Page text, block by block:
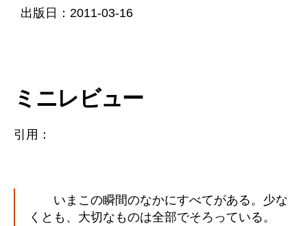
出版日：2011-03-16
ミニレビュー
引用：
いまこの瞬間のなかにすべてがある。少な
くとも、大切なものは全部でそろっている。